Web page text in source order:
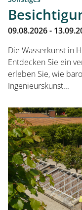
09.08.2026 -
Die Wasserkunst in
Entdecken Sie ein
erleben Sie, wie
Ingenieurskunst...